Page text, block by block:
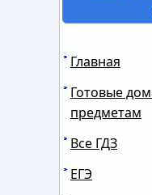
Главная
Готовые
предметам
Все ГДЗ
ЕГЭ